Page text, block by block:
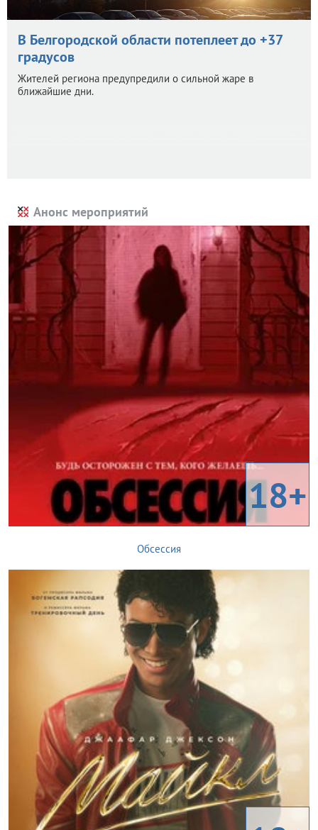
В Белгородской области потеплеет до +37
градусов
Жителей региона предупредили о сильной жаре в
ближайшие дни.
Анонс мероприятий
18+
Обсессия